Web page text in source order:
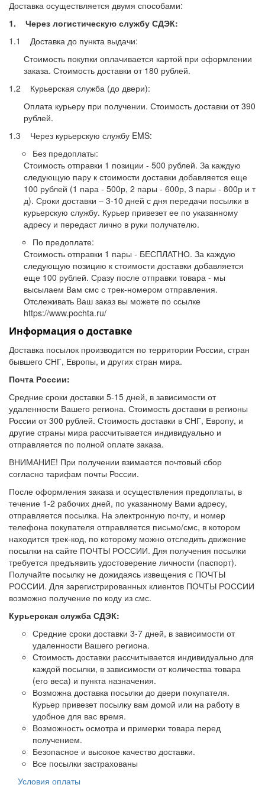
Доставка осуществляется двумя способами:
1. Через логистическую службу СДЭК:
1.1 Доставка до пункта выдачи:
Стоимость покупки оплачивается картой при оформлении
заказа. Стоимость доставки от 180 рублей.
1.2 Курьерская служба (до двери):
Оплата курьеру при получении. Стоимость доставки от 390
рублей.
1.3 Через курьерскую службу EMS:
Без предоплаты:
Стоимость отправки 1 позиции - 500 рублей. За каждую
следующую пару к стоимости доставки добавляется еще
100 рублей (1 пара - 500р, 2 пары - 600р, 3 пары - 800р и т
д). Сроки доставки – 3-10 дней с дня передачи посылки в
курьерскую службу. Курьер привезет ее по указанному
адресу и передаст лично в руки получателю.
По предоплате:
Стоимость отправки 1 пары - БЕСПЛАТНО. За каждую
следующую позицию к стоимости доставки добавляется
еще 100 рублей. Сразу после отправки товара - мы
высылаем Вам смс с трек-номером отправления.
Отслеживать Ваш заказ вы можете по ссылке
https://www.pochta.ru/
Информация о доставке
Доставка посылок производится по территории России, стран
бывшего СНГ, Европы, и других стран мира.
Почта России:
Средние сроки доставки 5-15 дней, в зависимости от
удаленности Вашего региона. Стоимость доставки в регионы
России от 300 рублей. Стоимость доставки в СНГ, Европу, и
другие страны мира рассчитывается индивидуально и
отправляется по полной оплате заказа.
ВНИМАНИЕ! При получении взимается почтовый сбор
согласно тарифам почты России.
После оформления заказа и осуществления предоплаты, в
течение 1-2 рабочих дней, по указанному Вами адресу,
отправляется посылка. На электронную почту, и номер
телефона покупателя отправляется письмо/смс, в котором
находится трек-код, по которому можно отследить движение
посылки на сайте ПОЧТЫ РОССИИ. Для получения посылки
требуется предъявить удостоверение личности (паспорт).
Получайте посылку не дожидаясь извещения с ПОЧТЫ
РОССИИ. Для зарегистрированных клиентов ПОЧТЫ РОССИИ
возможно получение по коду из смс.
Курьерская служба СДЭК:
Средние сроки доставки 3-7 дней, в зависимости от
удаленности Вашего региона.
Стоимость доставки рассчитывается индивидуально для
каждой посылки, в зависимости от количества товара
(его веса) и пункта назначения.
Возможна доставка посылки до двери покупателя.
Курьер привезет посылку вам домой или на работу в
удобное для вас время.
Возможность осмотра и примерки товара перед
получением.
Безопасное и высокое качество доставки.
Все посылки застрахованы
Условия оплаты